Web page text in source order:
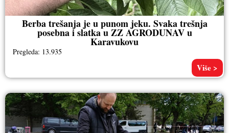
Berba trešanja je u punom jeku. Svaka trešnja
posebna i slatka u ZZ AGRODUNAV u
Karavukovu
Pregleda: 13.935
Više >